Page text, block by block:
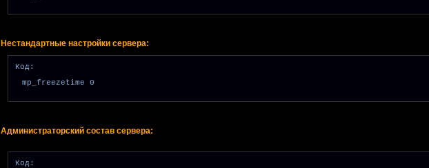
Нестандартные настройки сервера:
Код:
mp_freezetime 0
Администраторский состав сервера:
Код: